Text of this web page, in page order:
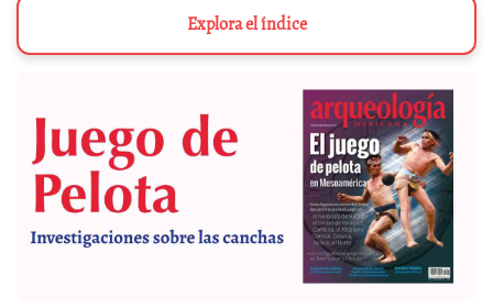
Explora el índice